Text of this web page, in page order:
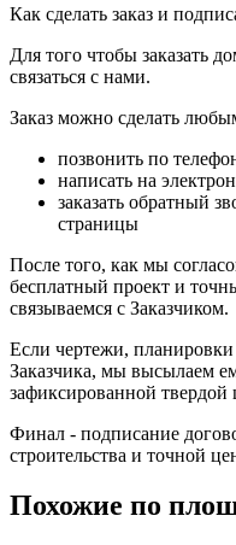
Как сделать заказ и
Для того чтобы заказать
связаться с нами.
Заказ можно сделать
позвонить по
написать на
заказать обратный
страницы
После того, как мы
бесплатный проект и
связываемся с Заказчиком.
Если чертежи,
Заказчика, мы высылаем
зафиксированной твердой
Финал - подписание
строительства и точной
Похожие по